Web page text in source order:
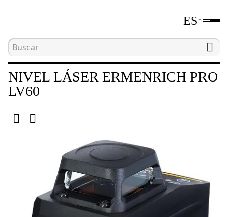
ES
Inicio
NIVEL LÁSER ERMENRICH PRO
LV60